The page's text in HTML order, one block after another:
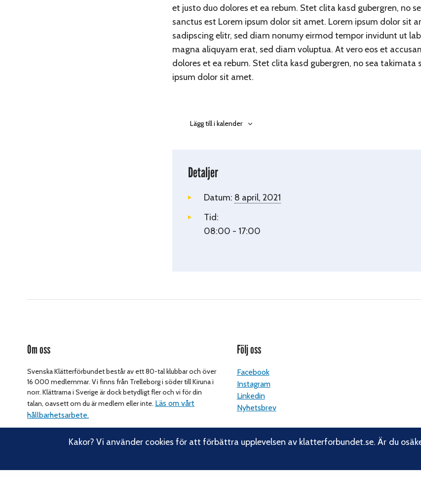
et justo duo dolores et ea rebum. Stet clita kasd gubergren, no
sanctus est Lorem ipsum dolor sit amet. Lorem ipsum dolor sit
sadipscing elitr, sed diam nonumy eirmod tempor invidunt ut
magna aliquyam erat, sed diam voluptua. At vero eos et
dolores et ea rebum. Stet clita kasd gubergren, no sea takimata
ipsum dolor sit amet.
Lägg till i kalender
Detaljer
Datum: 8 april, 2021
Tid:
08:00 - 17:00
Om oss
Svenska Klätterförbundet består av ett 80-tal klubbar och över
16 000 medlemmar. Vi finns från Trelleborg i söder till Kiruna i
norr. Klättrarna i Sverige är dock betydligt fler och vi för din
talan, oavsett om du är medlem eller inte. Läs om vårt
hållbarhetsarbete.
Följ oss
Facebook
Instagram
Linkedin
Nyhetsbrev
Kakor? Vi använder cookies för att förbättra upplevelsen av klatterforbundet.se. Är du